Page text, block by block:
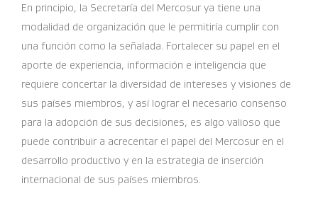
En principio, la Secretaría del Mercosur ya tiene una
modalidad de organización que le permitiría cumplir con
una función como la señalada. Fortalecer su papel en el
aporte de experiencia, información e inteligencia que
requiere concertar la diversidad de intereses y visiones de
sus países miembros, y así lograr el necesario consenso
para la adopción de sus decisiones, es algo valioso que
puede contribuir a acrecentar el papel del Mercosur en el
desarrollo productivo y en la estrategia de inserción
internacional de sus países miembros.